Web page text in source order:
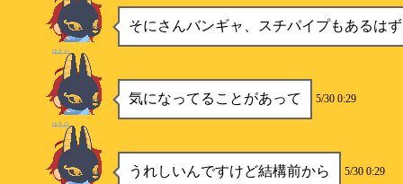
そにさんバンギャ、スチパイプもあるは
ゆきの
気になってることがあって 5/30 0:29
ゆきの
うれしいんですけど結構前から 5/30 0:29